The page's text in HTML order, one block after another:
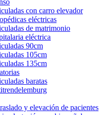
con carro elevador
eléctricas
de matrimonio
eléctrica
90cm
105cm
135cm
baratas
y elevación de pacientes